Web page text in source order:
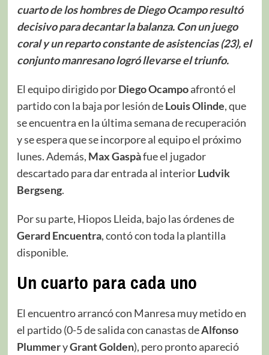
cuarto de los hombres de Diego Ocampo resultó
decisivo para decantar la balanza. Con un juego
coral y un reparto constante de asistencias (23), el
conjunto manresano logró llevarse el triunfo.
El equipo dirigido porDiego Ocampoafrontó el
partido con la baja por lesión deLouis Olinde, que
se encuentra en la última semana de recuperación
y se espera que se incorpore al equipo el próximo
lunes. Además, Max Gaspàfue el jugador
descartado para dar entrada al interiorLudvik
Bergseng.
Por su parte, Hiopos Lleida, bajo las órdenes de
Gerard Encuentra, contó con toda la plantilla
disponible.
Un cuarto para cada uno
El encuentro arrancó con Manresa muy metido en
el partido (0-5 de salida con canastas deAlfonso
PlummeryGrant Golden), pero pronto apareció